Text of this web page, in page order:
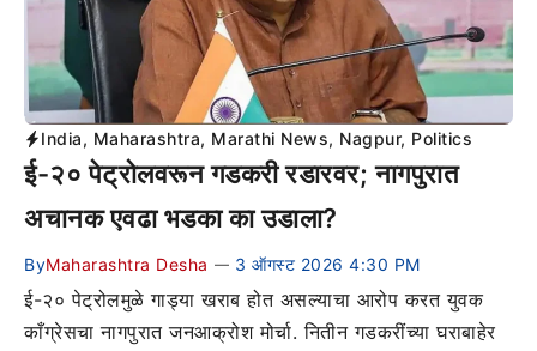
India, Maharashtra, Marathi News, Nagpur, Politics
ई-२० पेट्रोलवरून गडकरी रडारवर; नागपुरात
अचानक एवढा भडका का उडाला?
ByMaharashtra Desha — 3 ऑगस्ट 2026 4:30 PM
ई-२० पेट्रोलमुळे गाड्या खराब होत असल्याचा आरोप करत युवक
काँग्रेसचा नागपुरात जनआक्रोश मोर्चा. नितीन गडकरींच्या घराबाहेर